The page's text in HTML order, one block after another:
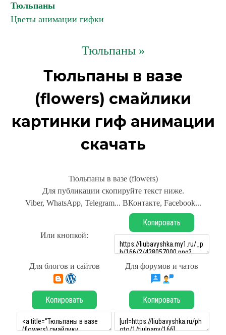
Тюльпаны
Цветы анимации гифки
Тюльпаны »
Тюльпаны в вазе
(flowers) смайлики
картинки гиф анимации
скачать
Тюльпаны в вазе (flowers)
Для публикации скопируйте текст ниже.
Viber, WhatsApp, Telegram... ВКонтакте, Facebook...
Или кнопкой:
Копировать
Для блогов и сайтов Для форумов и чатов
Копировать Копировать